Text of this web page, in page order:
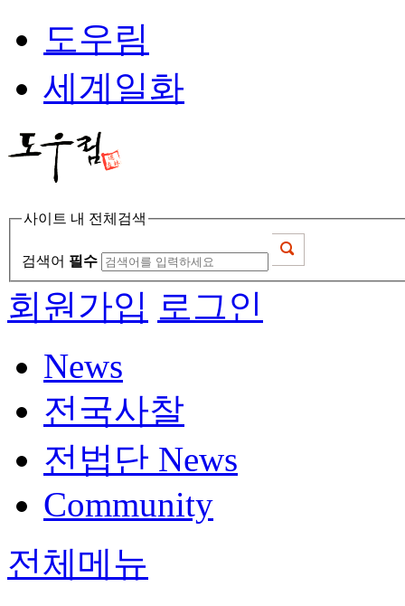
도우림
세계일화
사이트 내 전체검색
검색어 필수
회원가입 로그인
News
전국사찰
전법단 News
Community
전체메뉴